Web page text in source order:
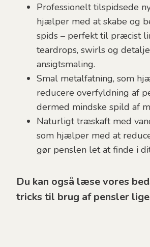
Professionelt tilspidsede
hjælper med at skabe og
spids – perfekt til præcist
teardrops, swirls og
ansigtsmaling.
Smal metalfatning, som
reducere overfyldning af
dermed mindske spild af
Naturligt træskaft med
som hjælper med at
gør penslen let at finde i
Du kan også læse vores
tricks til brug af pensler lige